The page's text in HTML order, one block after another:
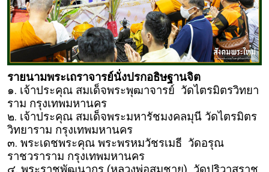
รายนามพระเถราจารย์นั่งปรกอธิษฐานจิต
๑. เจ้าประคุณ สมเด็จพระพุฒาจารย์ วัดไตรมิตรวิทยา
ราม กรุงเทพมหานคร
๒. เจ้าประคุณ สมเด็จพระมหารัชมงคลมุนี วัดไตรมิตร
วิทยาราม กรุงเทพมหานคร
๓. พระเดชพระคุณ พระพรหมวัชรเมธี วัดอรุณ
ราชวราราม กรุงเทพมหานคร